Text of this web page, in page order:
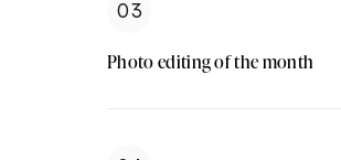
Photo editing of the month